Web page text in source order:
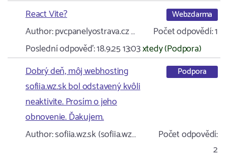
React Vite?
Webzdarma
Author:pvcpanelyostrava.cz … Počet odpovědí:1
Poslední odpověď:18.9.25 13:03xtedy (Podpora)
Dobrý deň, môj webhosting
sofiia.wz.sk bol odstavený kvôli
neaktivite. Prosím o jeho
obnovenie. Ďakujem.
Podpora
Author:sofiia.wz.sk (sofiia.wz…
Počet odpovědí:
2